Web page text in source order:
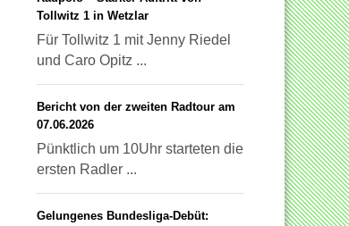
Tollwitz 1 in Wetzlar
Für Tollwitz 1 mit Jenny Riedel
und Caro Opitz ...
Bericht von der zweiten Radtour am
07.06.2026
Pünktlich um 10Uhr starteten die
ersten Radler ...
Gelungenes Bundesliga-Debüt: